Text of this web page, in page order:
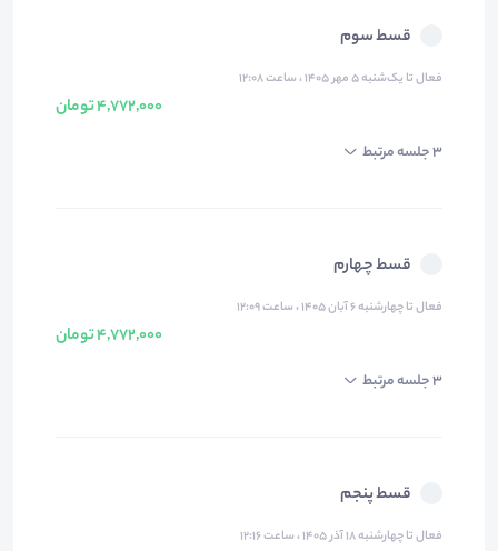
قسط سوم
فعال تا یک‌شنبه ۵ مهر ۱۴۰۵ ، ساعت ۱۲:۰۸
4,772,000 تومان
3 جلسه مرتبط
قسط چهارم
فعال تا چهارشنبه ۶ آبان ۱۴۰۵ ، ساعت ۱۲:۰۹
4,772,000 تومان
3 جلسه مرتبط
قسط پنجم
فعال تا چهارشنبه ۱۸ آذر ۱۴۰۵ ، ساعت ۱۲:۱۶